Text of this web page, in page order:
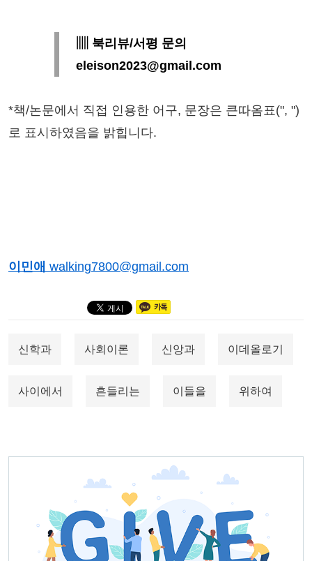
▥ 북리뷰/서평 문의
eleison2023@gmail.com
*책/논문에서 직접 인용한 어구, 문장은 큰따옴표(", ")
로 표시하였음을 밝힙니다.
이민애 walking7800@gmail.com
신학과 사회이론 신앙과 이데올로기
사이에서 흔들리는 이들을 위하여